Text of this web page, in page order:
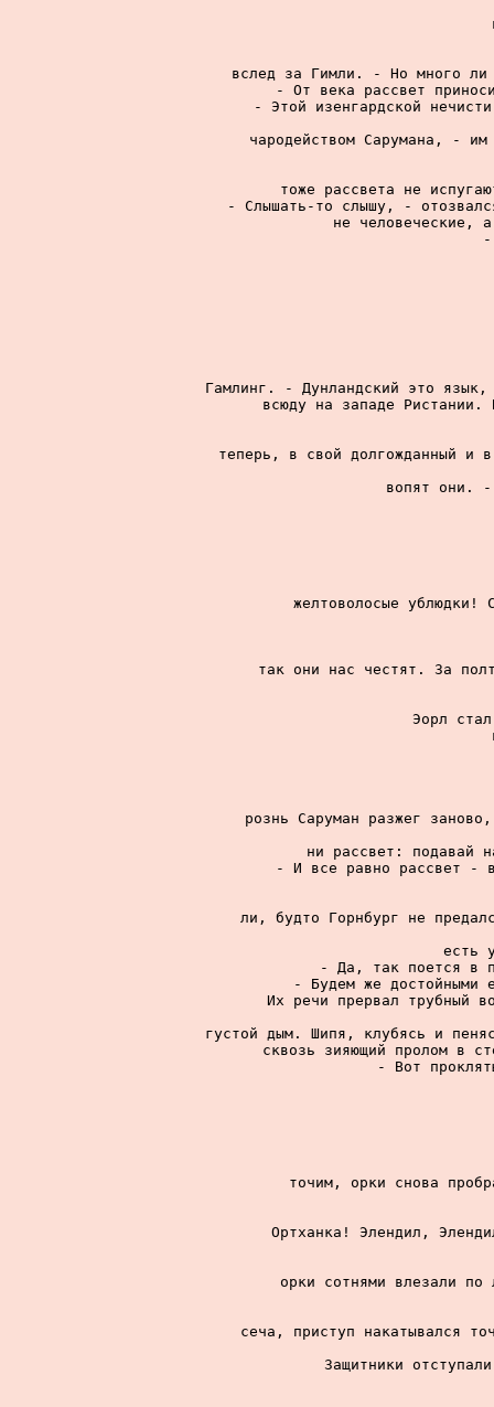
вслед за Гимли. - Но много
- От века рассвет
- Этой изенгардской
чародейством Сарумана, -
тоже рассвета не
- Слышать-то слышу, -
не человеческие,
-
Гамлинг. - Дунландский это
всюду на западе
теперь, в свой долгожданный и
вопят они. -
желтоволосые ублюдки!
так они нас честят. За
Эорл
рознь Саруман разжег
ни рассвет: подавай
- И все равно рассвет -
ли, будто Горнбург не
есть
- Да, так поется в
- Будем же достойными
Их речи прервал трубный
густой дым. Шипя, клубясь и
сквозь зияющий пролом в
- Вот
точим, орки снова
Ортханка! Элендил,
орки сотнями влезали
сеча, приступ накатывался
Защитники